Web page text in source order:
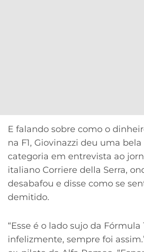
ONLINE
2026
GRÊMIO
ATLÉTICO
E falando sobre como o
na F1, Giovinazzi deu uma
categoria em entrevista ao
italiano Corriere della Serra,
desabafou e disse como se
demitido.
“Esse é o lado sujo da Fórmula
infelizmente, sempre foi